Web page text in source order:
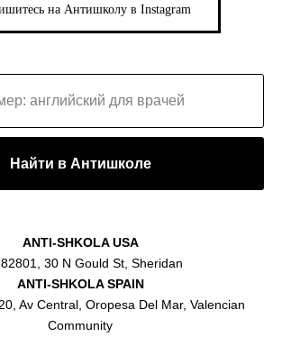
на Антишколу в Instagram
Найти в Антишколе
ANTI-SHKOLA USA
30 N Gould St, Sheridan
ANTI-SHKOLA SPAIN
Av Central, Oropesa Del Mar, Valencian
Community